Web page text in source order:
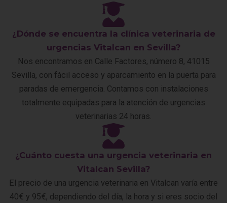
¿Dónde se encuentra la clínica veterinaria de
urgencias Vitalcan en Sevilla?
Nos encontramos en Calle Factores, número 8, 41015
Sevilla, con fácil acceso y aparcamiento en la puerta para
paradas de emergencia. Contamos con instalaciones
totalmente equipadas para la atención de urgencias
veterinarias 24 horas.
¿Cuánto cuesta una urgencia veterinaria en
Vitalcan Sevilla?
El precio de una urgencia veterinaria en Vitalcan varía entre
40€ y 95€, dependiendo del día, la hora y si eres socio del